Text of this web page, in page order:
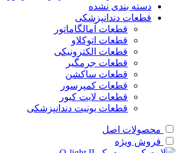
دسته بندی نشده
قطعات دندانپزشکی
قطعات آمالگاماتور
قطعات اتوکلاو
قطعات الکترونیکی
قطعات جرمگیر
قطعات ساکشن
قطعات کمپرسور
قطعات لایت کیور
قطعات یونیت دندانپزشکی
محصولات اصل
فروش ویژه